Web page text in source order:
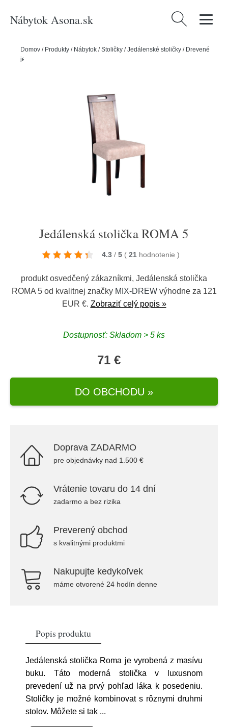
Nábytok Asona.sk Hľadať:
Domov / Produkty / Nábytok /Stoličky /Jedálenské stoličky / Drevené
jedálenské stoličky
Jedálenská stolička ROMA 5
4.3 / 5 ( 21 hodnotenie )
produkt osvedčený zákazníkmi, Jedálenská stolička
ROMA 5 od kvalitnej značky MIX-DREWvýhodne za 121
EUR €. Zobraziť celý popis »
Dostupnosť: Skladom > 5 ks
71 €
DO OBCHODU »
Doprava ZADARMO
pre objednávky nad 1.500 €
Vrátenie tovaru do 14 dní
zadarmo a bez rizika
Preverený obchod
s kvalitnými produktmi
Nakupujte kedykoľvek
máme otvorené 24 hodín denne
Popis produktu
Jedálenská stolička Roma je vyrobená z masívu
buku. Táto moderná stolička v luxusnom
prevedení už na prvý pohľad láka k posedeniu.
Stoličky je možné kombinovat s rôznymi druhmi
stolov. Môžete si tak ...